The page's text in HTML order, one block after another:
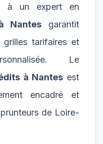
à un expert en
Nantes garantit
grilles tarifaires et
Le
à Nantes est
encadré et
de Loire-